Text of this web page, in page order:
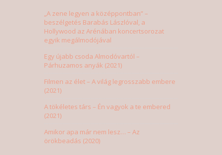
„A zene legyen a középpontban” –
beszélgetés Barabás Lászlóval, a
Hollywood az Arénában koncertsorozat
egyik megálmodójával
Egy újabb csoda Almodóvartól –
Párhuzamos anyák (2021)
Filmen az élet – A világ legrosszabb embere
(2021)
A tökéletes társ – Én vagyok a te embered
(2021)
Amikor apa már nem lesz… – Az
örökbeadás (2020)